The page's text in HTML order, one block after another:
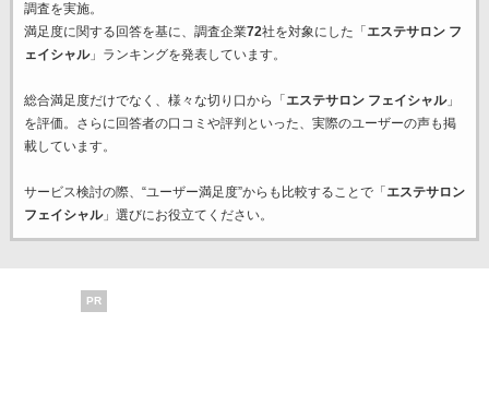
調査を実施。
満足度に関する回答を基に、調査企業72社を対象にした「 エステサロン フ
ェイシャル」ランキングを発表しています。
総合満足度だけでなく、様々な切り口から「 エステサロン フェイシャル」
を評価。さらに回答者の口コミや評判といった、実際のユーザーの声も掲
載しています。
サービス検討の際、“ユーザー満足度”からも比較することで「 エステサロン
フェイシャル」選びにお役立てください。
PR